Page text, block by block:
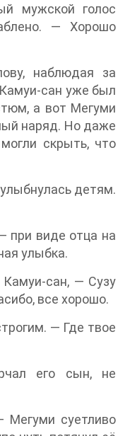
мужской голос
— Хорошо
наблюдая за
сан уже был
а вот Мегуми
наряд. Но даже
скрыть, что
детям.
при виде отца на
улыбка.
сан, — Сузу
все хорошо.
— Где твое
его сын, не
Мегуми суетливо